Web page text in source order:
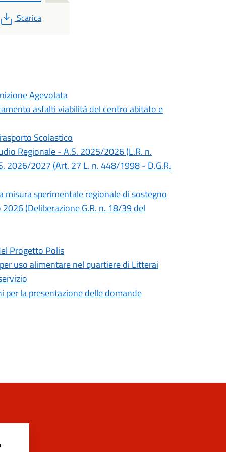
PDF
Scarica
Agevolata
asfalti viabilità del centro abitato e
Scolastico
Regionale - A.S. 2025/2026 (L.R. n.
2026/2027 (Art. 27 L. n. 448/1998 - D.G.R.
misura sperimentale regionale di sostegno
(Deliberazione G.R. n. 18/39 del
Progetto Polis
uso alimentare nel quartiere di Litterai
la presentazione delle domande